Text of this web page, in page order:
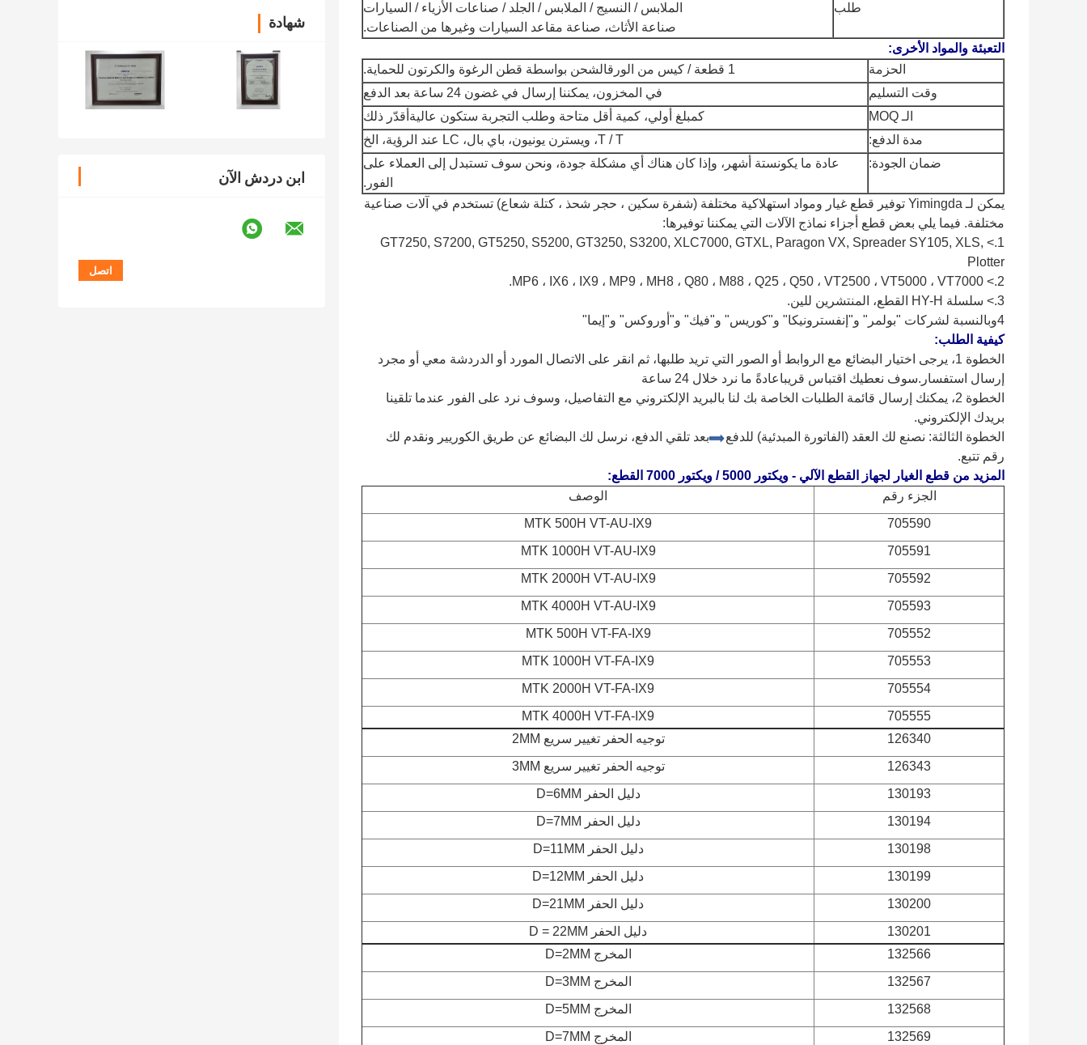
شهادة
ابن دردش الآن
طلب
الملابس / النسيج / الملابس / الجلد / صناعات الأزياء / السيارات
صناعة الأثاث، صناعة مقاعد السيارات وغيرها من الصناعات.
التعبئة والمواد الأخرى:
الحزمة
1 قطعة / كيس من الورق
الشحن بواسطة قطن الرغوة والكرتون للحماية.
وقت التسليم
في المخزون، يمكننا إرسال في غضون 24 ساعة بعد الدفع
الـ MOQ
كمبلغ أولي، كمية أقل متاحة وطلب التجربة ستكون عالية أقدّر ذلك
مدة الدفع:
T / T، ويسترن يونيون، باي بال، LC عند الرؤية، الخ
ضمان الجودة:
عادة ما يكونستة أشهر، وإذا كان هناك أي مشكلة جودة، ونحن سوف تستبدل إلى العملاء على
الفور.
يمكن لـ Yimingda توفير قطع غيار ومواد استهلاكية مختلفة (شفرة سكين ، حجر شحذ ، كتلة شعاع) تستخدم في آلات صناعية
مختلفة. فيما يلي بعض قطع أجزاء نماذج الآلات التي يمكننا توفيرها:
1.> GT7250, S7200, GT5250, S5200, GT3250, S3200, XLC7000, GTXL, Paragon VX, Spreader SY105, XLS,
Plotter
2.> MP6 ، IX6 ، IX9 ، MP9 ، MH8 ، Q80 ، M88 ، Q25 ، Q50 ، VT2500 ، VT5000 ، VT7000.
3.> سلسلة HY-H القطع، المنتشرين للين.
4وبالنسبة لشركات "بولمر" و"إنفسترونيكا" و"كوريس" و"فيك" و"أوروكس" و"إيما"
كيفية الطلب:
الخطوة 1، يرجى اختيار البضائع مع الروابط أو الصور التي تريد طلبها، ثم انقر على الاتصال المورد أو الدردشة معي أو مجرد
إرسال استفسار.سوف نعطيك اقتباس قريباعادةً ما نرد خلال 24 ساعة
الخطوة 2، يمكنك إرسال قائمة الطلبات الخاصة بك لنا بالبريد الإلكتروني مع التفاصيل، وسوف نرد على الفور عندما تلقينا
بريدك الإلكتروني.
الخطوة الثالثة: نصنع لك العقد (الفاتورة المبدئية) للدفع
بعد تلقي الدفع، نرسل لك البضائع عن طريق الكوريير ونقدم لك
رقم تتبع.
المزيد من قطع الغيار لجهاز القطع الآلي - ويكتور 5000 / ويكتور 7000 القطع:
الجزء رقم
الوصف
705590
MTK 500H VT-AU-IX9
705591
MTK 1000H VT-AU-IX9
705592
MTK 2000H VT-AU-IX9
705593
MTK 4000H VT-AU-IX9
705552
MTK 500H VT-FA-IX9
705553
MTK 1000H VT-FA-IX9
705554
MTK 2000H VT-FA-IX9
705555
MTK 4000H VT-FA-IX9
126340
توجيه الحفر تغيير سريع 2MM
126343
توجيه الحفر تغيير سريع 3MM
130193
دليل الحفر D=6MM
130194
دليل الحفر D=7MM
130198
دليل الحفر D=11MM
130199
دليل الحفر D=12MM
130200
دليل الحفر D=21MM
130201
دليل الحفر D = 22MM
132566
المخرج D=2MM
132567
المخرج D=3MM
132568
المخرج D=5MM
132569
المخرج D=7MM